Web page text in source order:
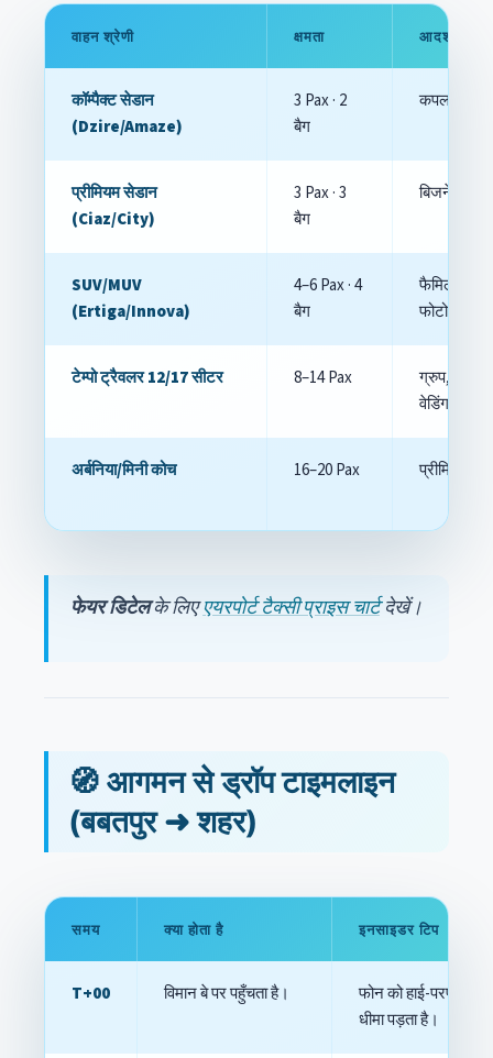
वाहन श्रेणी क्षमता आदर्श
कॉम्पैक्ट सेडान
(Dzire/Amaze)
3 Pax · 2
बैग
कपल/सोलो
प्रीमियम सेडान
(Ciaz/City)
3 Pax · 3
बैग
बिजनेस
SUV/MUV
(Ertiga/Innova)
4–6 Pax · 4
बैग
फैमिली,
फोटोग्राफर
टेम्पो ट्रैवलर 12/17 सीटर 8–14 Pax
ग्रुप, यत्रा,
वेडिंग
अर्बनिया/मिनी कोच 16–20 Pax प्रीमियम
फेयर डिटेलके लिएएयरपोर्ट टैक्सी प्राइस चार्टदेखें।
🧭 आगमन से ड्रॉप टाइमलाइन
(बबतपुर ➜ शहर)
समय क्या होता है इनसाइडर टिप
T+00 विमान बे पर पहुँचता है।
फोन को हाई-परफॉर्मेंस
धीमा पड़ता है।